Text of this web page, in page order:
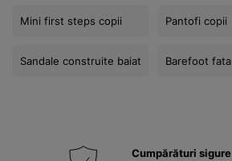
Mini first steps copii
Sandale construite baiat
Pantofi copii
Barefoot fata
Cumpărături sigure